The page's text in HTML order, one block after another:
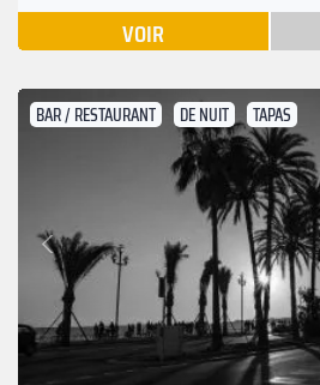
VOIR
BAR / RESTAURANT DE NUIT TAPAS
Précédent